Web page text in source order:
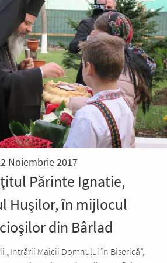
Noiembrie 2017
Părinte Ignatie,
Huşilor, în mijlocul
din Bârlad
„Intrării Maicii Domnului în Biserică”,